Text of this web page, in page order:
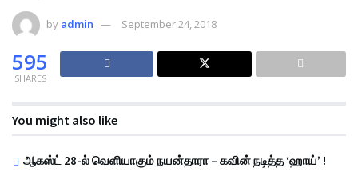
by admin September 24, 2018
595
SHARES
You might also like
ஆகஸ்ட் 28-ல் வெளியாகும் நயன்தாரா – கவின் நடித்த ‘ஹாய்’ !